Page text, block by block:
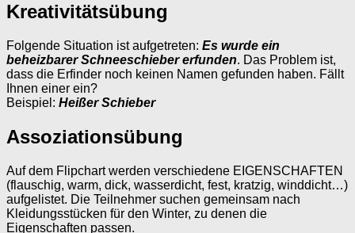
Kreativitätsübung
Folgende Situation ist aufgetreten: Es wurde ein
beheizbarer Schneeschieber erfunden. Das Problem ist,
dass die Erfinder noch keinen Namen gefunden haben. Fällt
Ihnen einer ein?
Beispiel: Heißer Schieber
Assoziationsübung
Auf dem Flipchart werden verschiedene EIGENSCHAFTEN
(flauschig, warm, dick, wasserdicht, fest, kratzig, winddicht…)
aufgelistet. Die Teilnehmer suchen gemeinsam nach
Kleidungsstücken für den Winter, zu denen die
Eigenschaften passen.